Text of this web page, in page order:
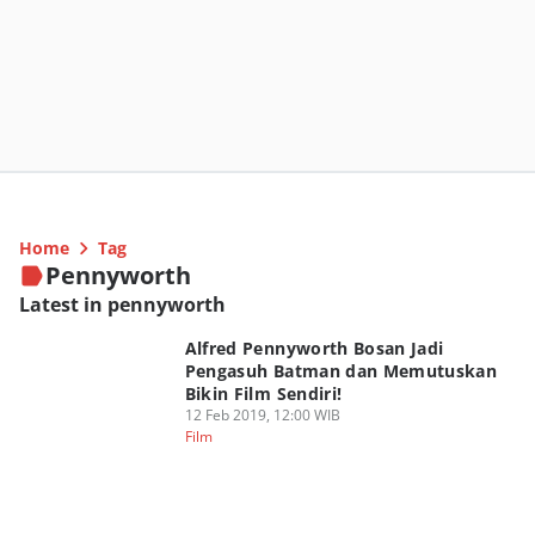
Home Tag
Pennyworth
Latest in pennyworth
Alfred Pennyworth Bosan Jadi
Pengasuh Batman dan Memutuskan
Bikin Film Sendiri!
12 Feb 2019, 12:00 WIB
Film